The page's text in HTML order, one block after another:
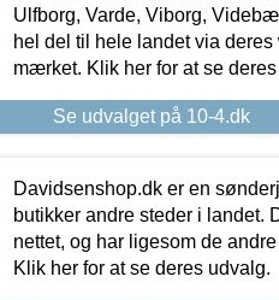
Ulfborg, Varde, Viborg,
hel del til hele landet via
mærket. Klik her for at se
Se udvalget på 10-4.dk
Davidsenshop.dk er en
butikker andre steder i landet.
nettet, og har ligesom de
Klik her for at se deres udvalg.